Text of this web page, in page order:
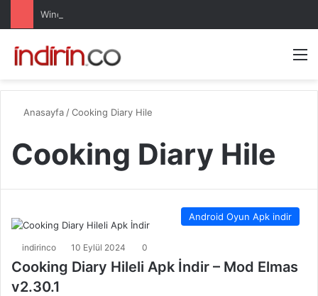
Windows 10 Pro indir – Türkçe – Güncel 2025
Anasayfa /Cooking Diary Hile
Cooking Diary Hile
Android Oyun Apk indir
indirinco 10 Eylül 2024 0
Cooking Diary Hileli Apk İndir – Mod Elmas
v2.30.1